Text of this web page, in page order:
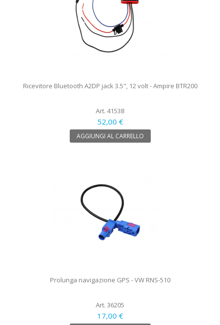
Ricevitore Bluetooth A2DP jack 3.5", 12 volt - Ampire BTR200
Art. 41538
52,00 €
AGGIUNGI AL CARRELLO
Prolunga navigazione GPS - VW RNS-510
Art. 36205
17,00 €